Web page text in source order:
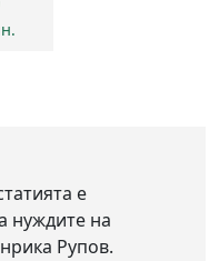
е
нуждите на
Рупов.